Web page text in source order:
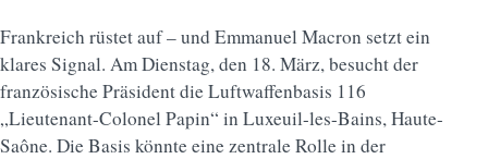
Frankreich rüstet auf – und Emmanuel Macron setzt ein
klares Signal. Am Dienstag, den 18. März, besucht der
französische Präsident die Luftwaffenbasis 116
„Lieutenant-Colonel Papin“ in Luxeuil-les-Bains, Haute-
Saône. Die Basis könnte eine zentrale Rolle in der